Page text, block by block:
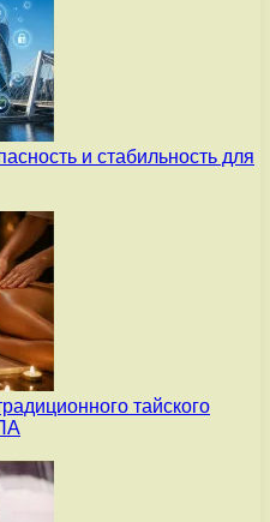
и стабильность для
тайского